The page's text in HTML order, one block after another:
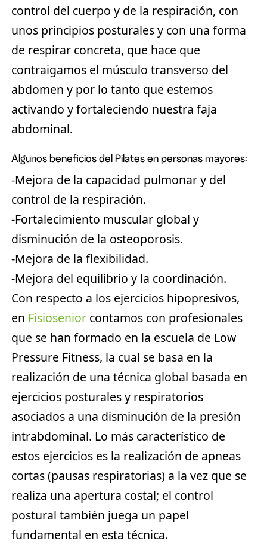
control del cuerpo y de la respiración, con
unos principios posturales y con una forma
de respirar concreta, que hace que
contraigamos el músculo transverso del
abdomen y por lo tanto que estemos
activando y fortaleciendo nuestra faja
abdominal.
Algunos beneficios del Pilates en personas mayores:
-Mejora de la capacidad pulmonar y del
control de la respiración.
-Fortalecimiento muscular global y
disminución de la osteoporosis.
-Mejora de la flexibilidad.
-Mejora del equilibrio y la coordinación.
Con respecto a los ejercicios hipopresivos,
en Fisiosenior contamos con profesionales
que se han formado en la escuela de Low
Pressure Fitness, la cual se basa en la
realización de una técnica global basada en
ejercicios posturales y respiratorios
asociados a una disminución de la presión
intrabdominal. Lo más característico de
estos ejercicios es la realización de apneas
cortas (pausas respiratorias) a la vez que se
realiza una apertura costal; el control
postural también juega un papel
fundamental en esta técnica.